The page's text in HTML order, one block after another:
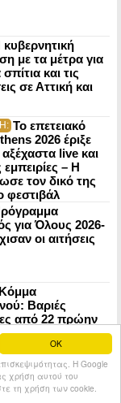
OK
Η Google
χρήση αυτού του
τη χρήση των cookie.
κυβερνητική
με τα μέτρα για
και τις
σε Αττική και
Το επετειακό
2026 έριξε
live και
εμπειρίες – Η
τον δικό της
φεστιβάλ
για Όλους 2026-
οι αιτήσεις
Κόμμα
Βαριές
από 22 πρώην
Ελπίδας για τη